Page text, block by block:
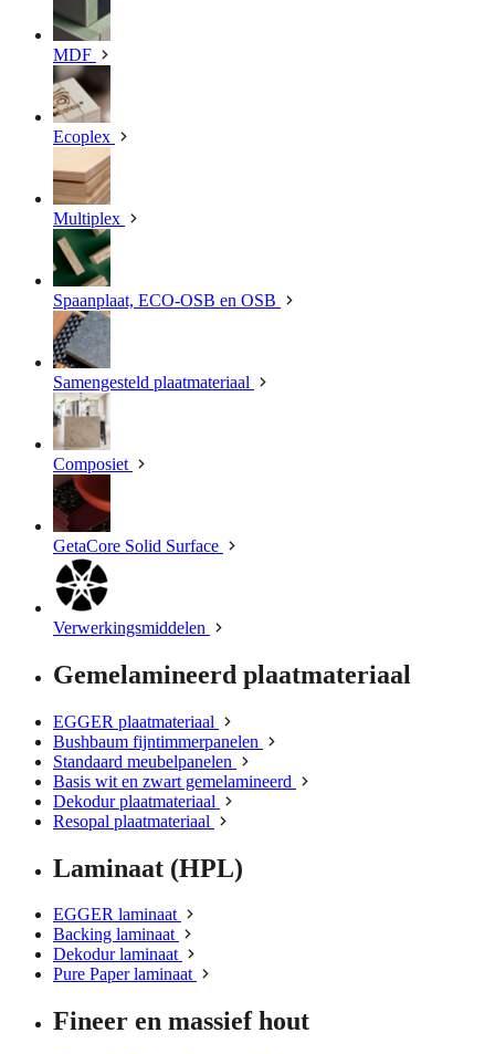
MDF
Ecoplex
Multiplex
Spaanplaat, ECO-OSB en OSB
Samengesteld plaatmateriaal
Composiet
GetaCore Solid Surface
Verwerkingsmiddelen
Gemelamineerd plaatmateriaal
EGGER plaatmateriaal
Bushbaum fijntimmerpanelen
Standaard meubelpanelen
Basis wit en zwart gemelamineerd
Dekodur plaatmateriaal
Resopal plaatmateriaal
Laminaat (HPL)
EGGER laminaat
Backing laminaat
Dekodur laminaat
Pure Paper laminaat
Fineer en massief hout